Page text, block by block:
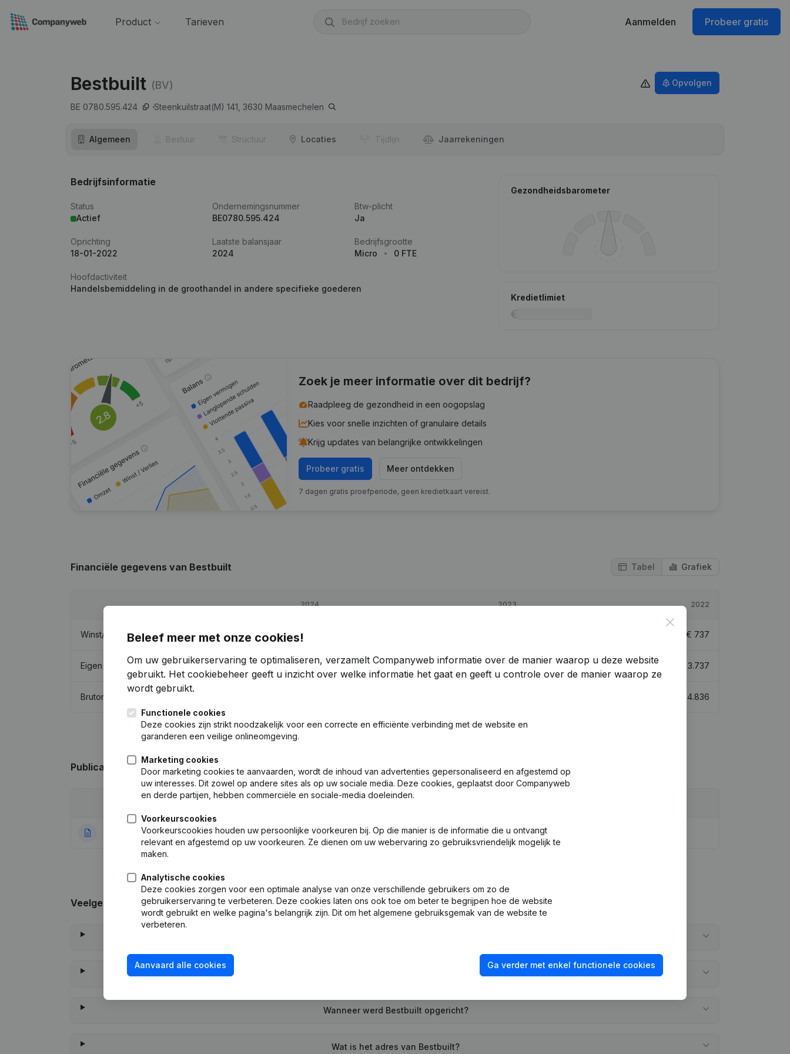
Product Tarieven Aanmelden Probeer gratis
Bestbuilt (BV)
BE 0780.595.424 Steenkuilstraat(M) 141, 3630 Maasmechelen
Opvolgen
Algemeen Bestuur Structuur Locaties Tijdlijn Jaar­rekeningen
Bedrijfsinformatie
Status
Actief
Ondernemingsnummer
BE0780.595.424
Btw-plicht
Ja
Oprichting
18-01-2022
Laatste balansjaar
2024
Bedrijfsgrootte
Micro
0 FTE
Hoofdactiviteit
Handelsbemiddeling in de groothandel in andere specifieke goederen
Gezondheidsbarometer
Kredietlimiet
Zoek je meer informatie over dit bedrijf?
Raadpleeg de gezondheid in een oogopslag
Kies voor snelle inzichten of granulaire details
Krijg updates van belangrijke ontwikkelingen
Probeer gratis Meer ontdekken
7 dagen gratis proefperiode, geen kredietkaart vereist.
Financiële gegevens van Bestbuilt Tabel Grafiek
2024 2023 2022
Winst/Verlies €-483 € 737
Eigen vermogen €10.200 -4,52% €10.683 185,88% 3.737
Brutomarge 4.836
Publicaties van Bestbuilt
Publicatie
20-01-2022 Rubriek Oprichting (Nieuwe Rechtspersoon, Opening Bijkantoor, enz...)
Veelgestelde vragen
Wanneer werd Bestbuilt opgericht?
Wat is het adres van Bestbuilt?
Close
Beleef meer met onze cookies!
Om uw gebruikerservaring te optimaliseren, verzamelt Companyweb informatie over de manier waarop u deze website
gebruikt. Het cookiebeheer geeft u inzicht over welke informatie het gaat en geeft u controle over de manier waarop ze
wordt gebruikt.
Functionele cookies
Deze cookies zijn strikt noodzakelijk voor een correcte en efficiënte verbinding met de website en
garanderen een veilige onlineomgeving.
Marketing cookies
Door marketing cookies te aanvaarden, wordt de inhoud van advertenties gepersonaliseerd en afgestemd op
uw interesses. Dit zowel op andere sites als op uw sociale media. Deze cookies, geplaatst door Companyweb
en derde partijen, hebben commerciële en sociale-media doeleinden.
Voorkeurscookies
Voorkeurscookies houden uw persoonlijke voorkeuren bij. Op die manier is de informatie die u ontvangt
relevant en afgestemd op uw voorkeuren. Ze dienen om uw webervaring zo gebruiksvriendelijk mogelijk te
maken.
Analytische cookies
Deze cookies zorgen voor een optimale analyse van onze verschillende gebruikers om zo de
gebruikerservaring te verbeteren. Deze cookies laten ons ook toe om beter te begrijpen hoe de website
wordt gebruikt en welke pagina's belangrijk zijn. Dit om het algemene gebruiksgemak van de website te
verbeteren.
Aanvaard alle cookies Ga verder met enkel functionele cookies